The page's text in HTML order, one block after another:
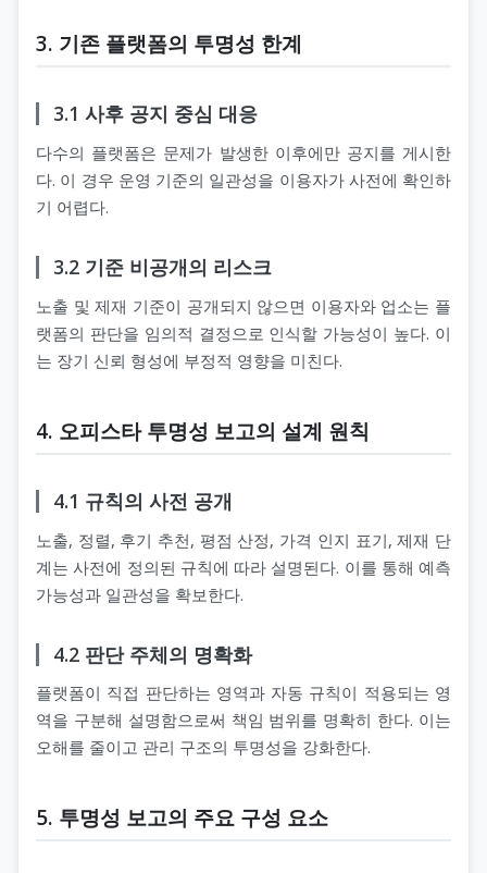
3. 기존 플랫폼의 투명성 한계
3.1 사후 공지 중심 대응
다수의 플랫폼은 문제가 발생한 이후에만 공지를 게시한
다. 이 경우 운영 기준의 일관성을 이용자가 사전에 확인하
기 어렵다.
3.2 기준 비공개의 리스크
노출 및 제재 기준이 공개되지 않으면 이용자와 업소는 플
랫폼의 판단을 임의적 결정으로 인식할 가능성이 높다. 이
는 장기 신뢰 형성에 부정적 영향을 미친다.
4. 오피스타 투명성 보고의 설계 원칙
4.1 규칙의 사전 공개
노출, 정렬, 후기 추천, 평점 산정, 가격 인지 표기, 제재 단
계는 사전에 정의된 규칙에 따라 설명된다. 이를 통해 예측
가능성과 일관성을 확보한다.
4.2 판단 주체의 명확화
플랫폼이 직접 판단하는 영역과 자동 규칙이 적용되는 영
역을 구분해 설명함으로써 책임 범위를 명확히 한다. 이는
오해를 줄이고 관리 구조의 투명성을 강화한다.
5. 투명성 보고의 주요 구성 요소